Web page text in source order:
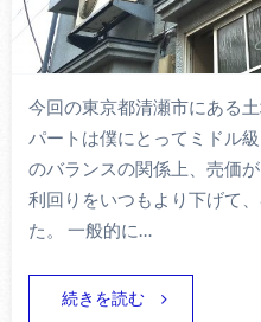
今回の東京都清瀬市にある
パートは僕にとってミドル
のバランスの関係上、売価
利回りをいつもより下げて
た。 一般的に…
続きを読む